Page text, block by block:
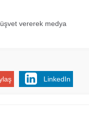
vererek medya
LinkedIn